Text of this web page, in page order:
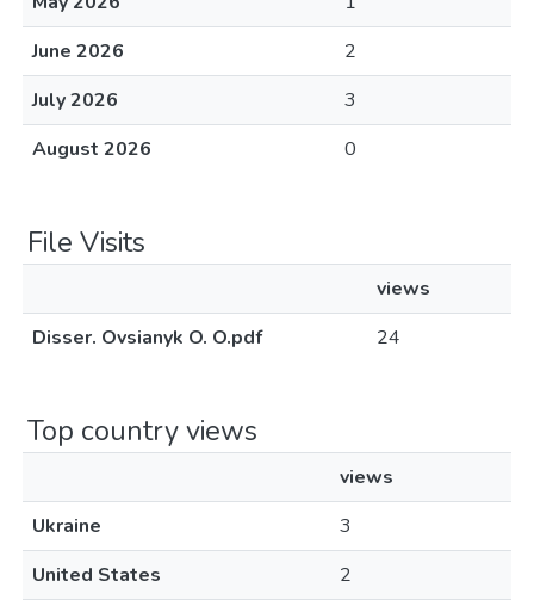
June 2026
2
July 2026
3
August 2026
0
File Visits
views
Disser. Ovsianyk O. O.pdf
24
Top country views
views
Ukraine
3
United States
2